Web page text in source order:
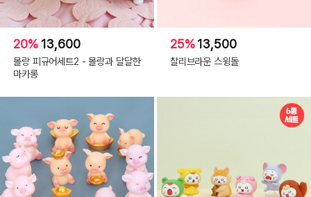
20% 13,600
몰랑 피규어세트2 - 몰랑과 달달한
마카롱
25%13,500
찰리브라운 스윙돌